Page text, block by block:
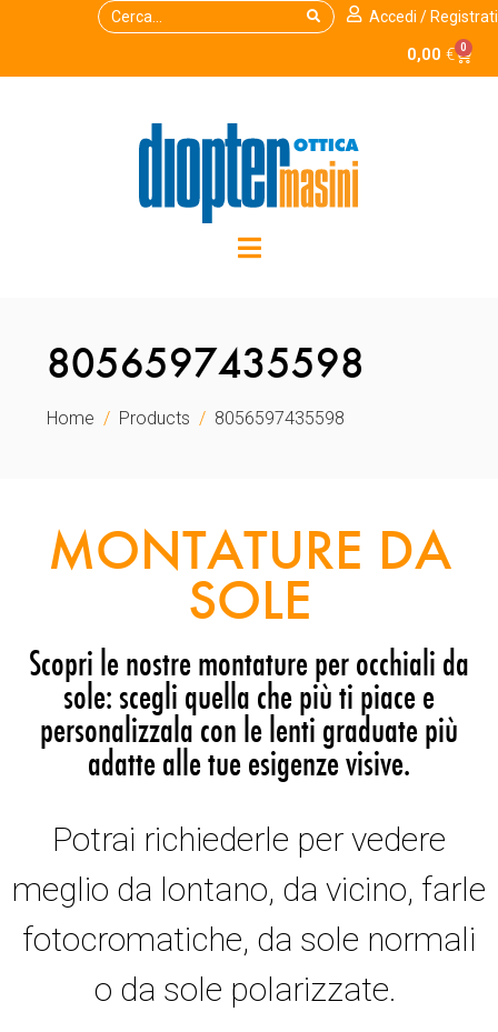
Accedi / Registrati
0,00 € 0
8056597435598
Home Products 8056597435598
MONTATURE DA
SOLE
Scopri le nostre montature per occhiali da
sole: scegli quella che più ti piace e
personalizzala con le lenti graduate più
adatte alle tue esigenze visive.
Potrai richiederle per vedere
meglio da lontano, da vicino, farle
fotocromatiche, da sole normali
o da sole polarizzate.